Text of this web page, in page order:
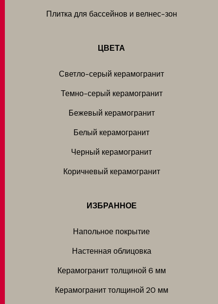
Плитка для бассейнов и велнес-зон
ЦВЕТА
Светло-серый керамогранит
Темно-серый керамогранит
Бежевый керамогранит
Белый керамогранит
Черный керамогранит
Коричневый керамогранит
ИЗБРАННОЕ
Напольное покрытие
Настенная облицовка
Керамогранит толщиной 6 мм
Керамогранит толщиной 20 мм